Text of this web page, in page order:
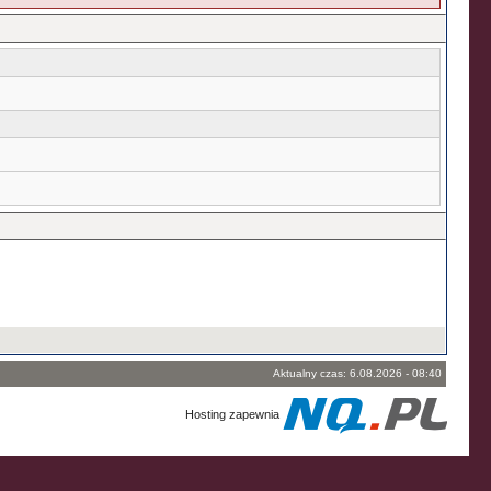
Aktualny czas: 6.08.2026 - 08:40
Hosting zapewnia